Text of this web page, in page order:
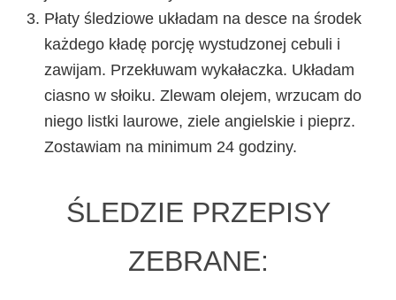
Płaty śledziowe układam na desce na środek
każdego kładę porcję wystudzonej cebuli i
zawijam. Przekłuwam wykałaczka. Układam
ciasno w słoiku. Zlewam olejem, wrzucam do
niego listki laurowe, ziele angielskie i pieprz.
Zostawiam na minimum 24 godziny.
ŚLEDZIE PRZEPISY
ZEBRANE: